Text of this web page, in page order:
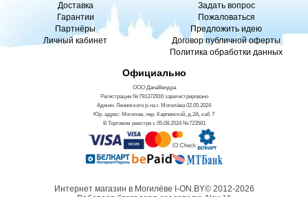
Доставка
Гарантии
Партнёры
Личный кабинет
Задать вопрос
Пожаловаться
Предложить идею
Договор публичной оферты
Политика обработки данных
Официально
ООО ДанаВендра
Регистрации №791372916 зарегистрировано
Админ. Ленинского р-на г. Могилёва 02.05.2024
Юр. адрес: Могилев, пер. Карпинской, д.2А, каб 7
В Торговом реестре с 05.08.2024 №723581
Интернет магазин в Могилёве I-ON.BY© 2012-2026